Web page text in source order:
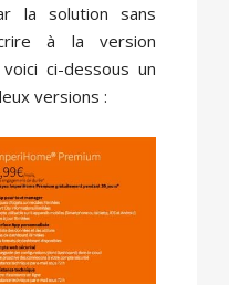
la solution sans
à la version
ci-dessous un
versions :